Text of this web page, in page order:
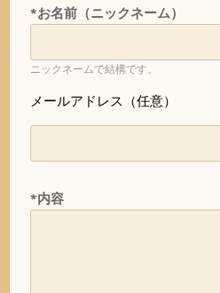
*お名前（ニックネーム）
ニックネームで結構です。
メールアドレス（任意）
*内容